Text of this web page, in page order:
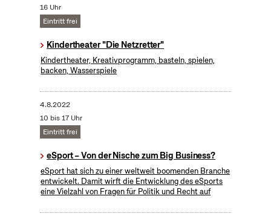
16 Uhr
Eintritt frei
Kindertheater "Die Netzretter"
Kindertheater, Kreativprogramm, basteln, spielen,
backen, Wasserspiele
4.8.2022
10 bis 17 Uhr
Eintritt frei
eSport – Von der Nische zum Big Business?
eSport hat sich zu einer weltweit boomenden Branche
entwickelt. Damit wirft die Entwicklung des eSports
eine Vielzahl von Fragen für Politik und Recht auf